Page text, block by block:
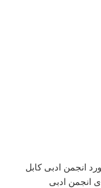
انجمن ادبی کابل
انجمن ادبی